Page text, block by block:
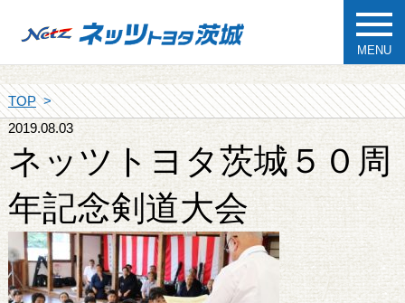
MENU
TOP
2019.08.03
ネッツトヨタ茨城５０周
年記念剣道大会